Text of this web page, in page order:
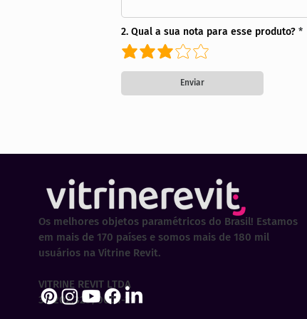
2. Qual a sua nota para esse produto?
Enviar
Os melhores objetos paramétricos do Brasil! Estamos
em mais de 170 países e somos mais de 180 mil
usuários na Vitrine Revit.
VITRINE REVIT LTDA
30.202.323/0001-29